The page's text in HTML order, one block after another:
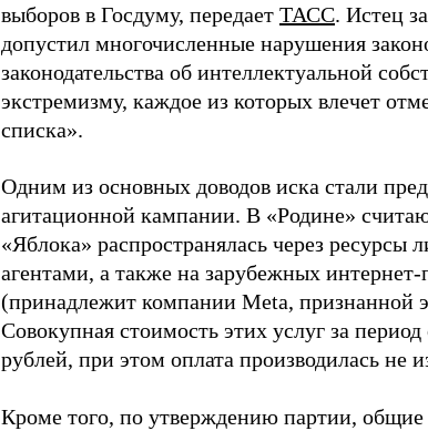
выборов в Госдуму, передает ТАСС. Истец
допустил многочисленные нарушения
законодательства об интеллектуальной
экстремизму, каждое из которых влечет
списка».
Одним из основных доводов иска стали
агитационной кампании. В «Родине»
«Яблока» распространялась через
агентами, а также на зарубежных
(принадлежит компании Meta, признанной
Совокупная стоимость этих услуг за
рублей, при этом оплата производилась не
Кроме того, по утверждению партии,